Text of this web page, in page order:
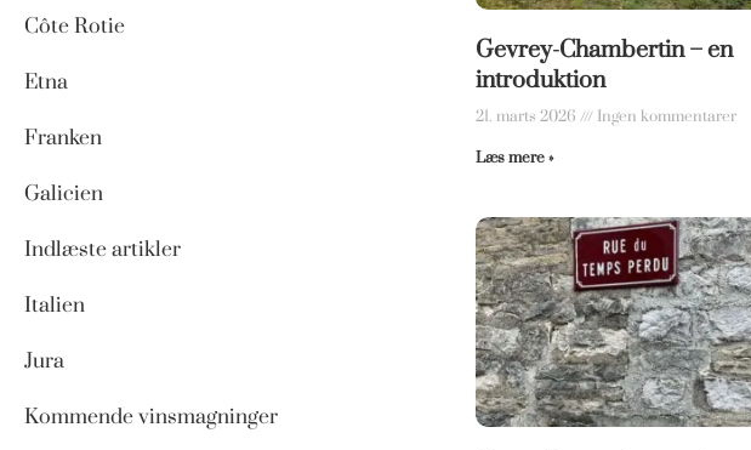
Côte Rotie
Etna
Franken
Galicien
Indlæste artikler
Italien
Jura
Kommende vinsmagninger
Gevrey-Chambertin – en
introduktion
21. marts 2026 Ingen kommentarer
Læs mere »